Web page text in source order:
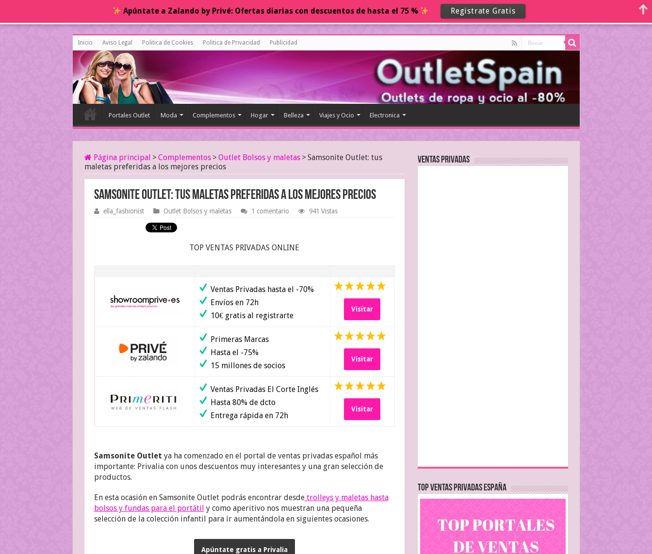
Inicio Aviso Legal Politica de Cookies Politica de Privacidad Publicidad
Portales Outlet Moda Complementos Hogar Belleza Viajes y Ocio Electronica
Página principal > Complementos > Outlet Bolsos y maletas > Samsonite Outlet: tus
maletas preferidas a los mejores precios
Samsonite Outlet: tus maletas preferidas a los mejores precios
ella_fashionist Outlet Bolsos y maletas 1 comentario 941 Vistas
TOP VENTAS PRIVADAS ONLINE
Ventas Privadas hasta el -70%
Envíos en 72h
10€ gratis al registrarte
Visitar
Primeras Marcas
Hasta el -75%
15 millones de socios
Visitar
Ventas Privadas El Corte Inglés
Hasta 80% de dcto
Entrega rápida en 72h
Visitar
Samsonite Outlet ya ha comenzado en el portal de ventas privadas español más
importante: Privalia con unos descuentos muy interesantes y una gran selección de
productos.
En esta ocasión en Samsonite Outlet podrás encontrar desdetrolleys y maletas hasta
bolsos y fundas para el portátil y como aperitivo nos muestran una pequeña
selección de la colección infantil para ir aumentándola en siguientes ocasiones.
Apúntate gratis a Privalia
Ventas Privadas
TOP VENTAS PRIVADAS ESPAÑA
Apúntate a Zalando by Privé: Ofertas diarias con descuentos de hasta el 75 % Registrate Gratis